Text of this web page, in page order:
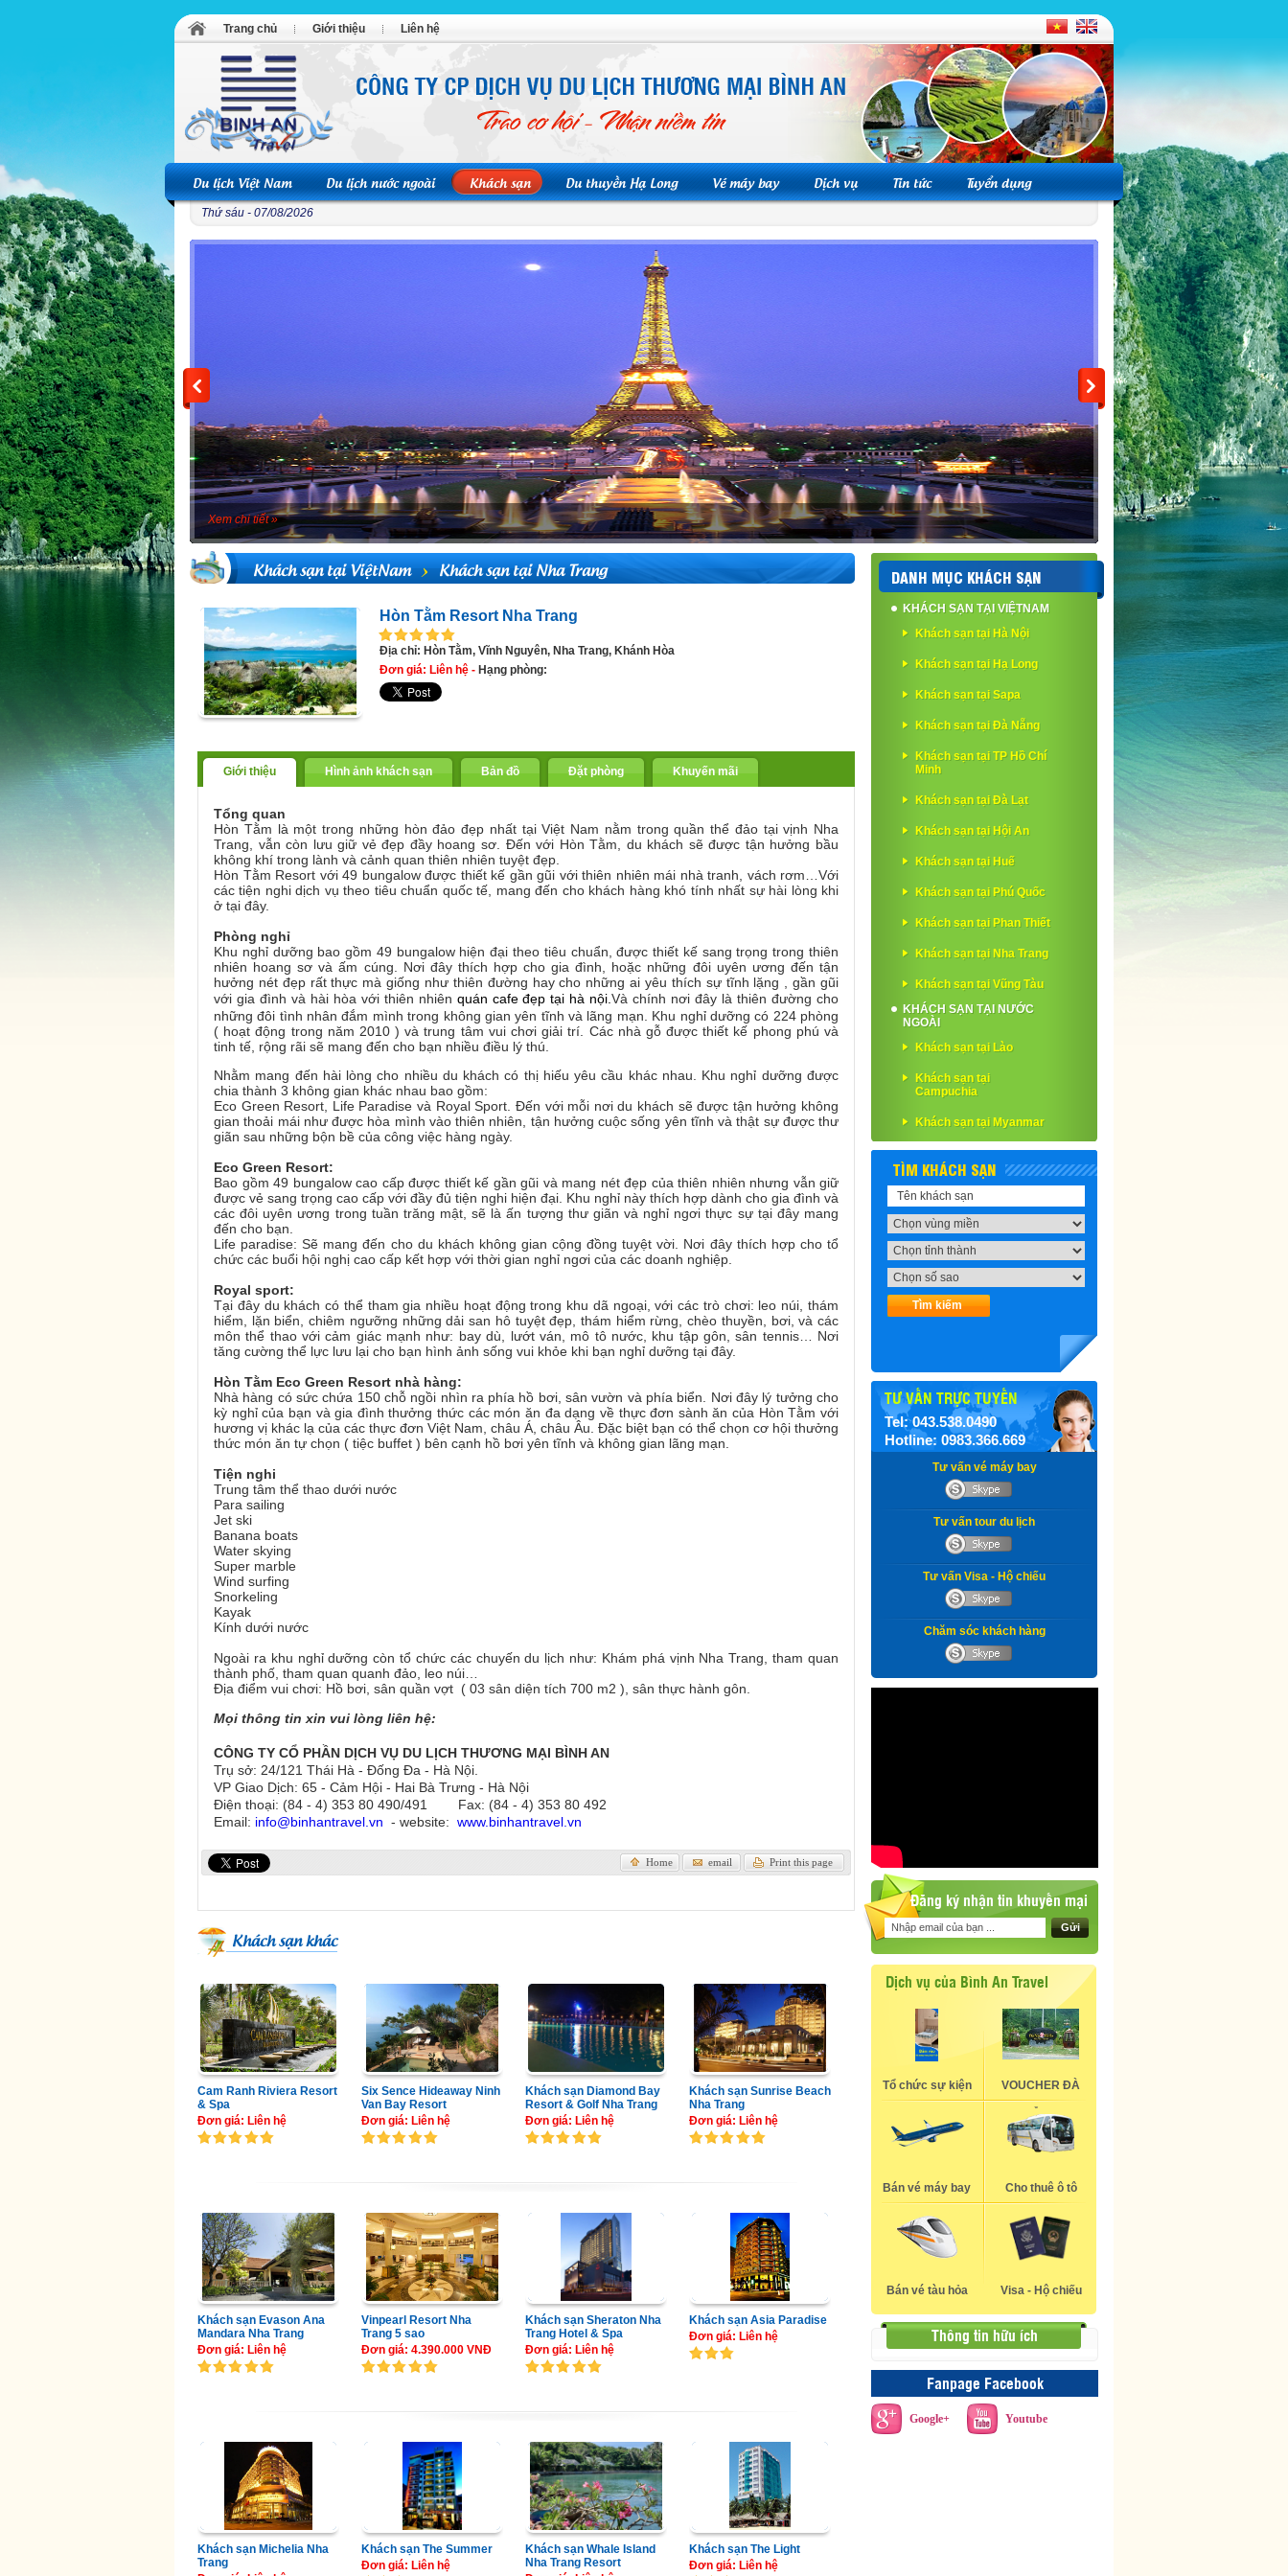
Trang chủ Giới thiệu Liên hệ
Du lịch Việt Nam Du lịch nước ngoài Khách sạn Du thuyền Hạ Long Vé máy bay Dịch vụ Tin tức Tuyển dụng
Thứ sáu - 07/08/2026
Xem chi tiết »
Khách sạn tại ViệtNam Khách sạn tại Nha Trang
Hòn Tằm Resort Nha Trang
Địa chỉ: Hòn Tằm, Vĩnh Nguyên, Nha Trang, Khánh Hòa
Đơn giá: Liên hệ - Hạng phòng:
Giới thiệu Hình ảnh khách sạn Bản đồ Đặt phòng Khuyến mãi
Tổng quan
Hòn Tằm là một trong những hòn đảo đẹp nhất tại Việt Nam nằm trong quần thể đảo tại vịnh Nha
Trang, vẫn còn lưu giữ vẻ đẹp đầy hoang sơ. Đến với Hòn Tằm, du khách sẽ được tận hưởng bầu
không khí trong lành và cảnh quan thiên nhiên tuyệt đẹp.
Hòn Tằm Resort với 49 bungalow được thiết kế gần gũi với thiên nhiên mái nhà tranh, vách rơm…Với
các tiện nghi dịch vụ theo tiêu chuẩn quốc tế, mang đến cho khách hàng khó tính nhất sự hài lòng khi
ở tại đây.
Phòng nghỉ
Khu nghỉ dưỡng bao gồm 49 bungalow hiện đại theo tiêu chuẩn, được thiết kế sang trọng trong thiên
nhiên hoang sơ và ấm cúng. Nơi đây thích hợp cho gia đình, hoặc những đôi uyên ương đến tận
hưởng nét đẹp rất thực mà giống như thiên đường hay cho những ai yêu thích sự tĩnh lặng , gần gũi
với gia đình và hài hòa với thiên nhiên quán cafe đẹp tại hà nội .Và chính nơi đây là thiên đường cho
những đôi tình nhân đắm mình trong không gian yên tĩnh và lãng mạn. Khu nghỉ dưỡng có 224 phòng
( hoạt động trong năm 2010 ) và trung tâm vui chơi giải trí. Các nhà gỗ được thiết kế phong phú và
tinh tế, rộng rãi sẽ mang đến cho bạn nhiều điều lý thú.
Nhằm mang đến hài lòng cho nhiều du khách có thị hiếu yêu cầu khác nhau. Khu nghỉ dưỡng được
chia thành 3 không gian khác nhau bao gồm:
Eco Green Resort, Life Paradise và Royal Sport. Đến với mỗi nơi du khách sẽ được tận hưởng không
gian thoải mái như được hòa mình vào thiên nhiên, tận hưởng cuộc sống yên tĩnh và thật sự được thư
giãn sau những bộn bề của công việc hàng ngày.
Eco Green Resort:
Bao gồm 49 bungalow cao cấp được thiết kế gần gũi và mang nét đẹp của thiên nhiên nhưng vẫn giữ
được vẻ sang trọng cao cấp với đầy đủ tiện nghi hiện đại. Khu nghỉ này thích hợp dành cho gia đình và
các đôi uyên ương trong tuần trăng mật, sẽ là ấn tượng thư giãn và nghỉ ngơi thực sự tại đây mang
đến cho bạn.
Life paradise: Sẽ mang đến cho du khách không gian cộng đồng tuyệt vời. Nơi đây thích hợp cho tổ
chức các buổi hội nghị cao cấp kết hợp với thời gian nghỉ ngơi của các doanh nghiệp.
Royal sport:
Tại đây du khách có thể tham gia nhiều hoạt động trong khu dã ngoại, với các trò chơi: leo núi, thám
hiểm, lặn biển, chiêm ngưỡng những dải san hô tuyệt đẹp, thám hiểm rừng, chèo thuyền, bơi, và các
môn thể thao với cảm giác mạnh như: bay dù, lướt ván, mô tô nước, khu tập gôn, sân tennis… Nơi
tăng cường thể lực lưu lại cho bạn hình ảnh sống vui khỏe khi bạn nghỉ dưỡng tại đây.
Hòn Tằm Eco Green Resort nhà hàng:
Nhà hàng có sức chứa 150 chỗ ngồi nhìn ra phía hồ bơi, sân vườn và phía biển. Nơi đây lý tưởng cho
kỳ nghỉ của bạn và gia đình thưởng thức các món ăn đa dạng về thực đơn sành ăn của Hòn Tằm với
hương vị khác lạ của các thực đơn Việt Nam, châu Á, châu Âu. Đặc biệt bạn có thể chọn cơ hội thưởng
thức món ăn tự chọn ( tiệc buffet ) bên cạnh hồ bơi yên tĩnh và không gian lãng mạn.
Tiện nghi
Trung tâm thể thao dưới nước
Para sailing
Jet ski
Banana boats
Water skying
Super marble
Wind surfing
Snorkeling
Kayak
Kính dưới nước
Ngoài ra khu nghỉ dưỡng còn tổ chức các chuyến du lịch như: Khám phá vịnh Nha Trang, tham quan
thành phố, tham quan quanh đảo, leo núi…
Địa điểm vui chơi: Hồ bơi, sân quần vợt ( 03 sân diện tích 700 m2 ), sân thực hành gôn.
Mọi thông tin xin vui lòng liên hệ:
CÔNG TY CỔ PHẦN DỊCH VỤ DU LỊCH THƯƠNG MẠI BÌNH AN
Trụ sở: 24/121 Thái Hà - Đống Đa - Hà Nội.
VP Giao Dịch: 65 - Cảm Hội - Hai Bà Trưng - Hà Nội
Điện thoại: (84 - 4) 353 80 490/491 Fax: (84 - 4) 353 80 492
Email: info@binhantravel.vn - website: www.binhantravel.vn
Print this page
email
Home
Khách sạn khác
Cam Ranh Riviera Resort
& Spa
Đơn giá: Liên hệ
Six Sence Hideaway Ninh
Van Bay Resort
Đơn giá: Liên hệ
Khách sạn Diamond Bay
Resort & Golf Nha Trang
Đơn giá: Liên hệ
Khách sạn Sunrise Beach
Nha Trang
Đơn giá: Liên hệ
Khách sạn Evason Ana
Mandara Nha Trang
Đơn giá: Liên hệ
Vinpearl Resort Nha
Trang 5 sao
Đơn giá: 4.390.000 VNĐ
Khách sạn Sheraton Nha
Trang Hotel & Spa
Đơn giá: Liên hệ
Khách sạn Asia Paradise
Đơn giá: Liên hệ
Khách sạn Michelia Nha
Trang
Khách sạn The Summer
Đơn giá: Liên hệ
Khách sạn Whale Island
Nha Trang Resort
Khách sạn The Light
Đơn giá: Liên hệ
DANH MỤC KHÁCH SẠN
KHÁCH SẠN TẠI VIỆTNAM
Khách sạn tại Hà Nội
Khách sạn tại Hạ Long
Khách sạn tại Sapa
Khách sạn tại Đà Nẵng
Khách sạn tại TP Hồ Chí
Minh
Khách sạn tại Đà Lạt
Khách sạn tại Hội An
Khách sạn tại Huế
Khách sạn tại Phú Quốc
Khách sạn tại Phan Thiết
Khách sạn tại Nha Trang
Khách sạn tại Vũng Tàu
KHÁCH SẠN TẠI NƯỚC
NGOÀI
Khách sạn tại Lào
Khách sạn tại
Campuchia
Khách sạn tại Myanmar
TÌM KHÁCH SẠN
Tìm kiếm
TƯ VẤN TRỰC TUYẾN
Tel: 043.538.0490
Hotline: 0983.366.669
Tư vấn vé máy bay
Tư vấn tour du lịch
Tư vấn Visa - Hộ chiếu
Chăm sóc khách hàng
Đăng ký nhận tin khuyến mại
Gửi
Dịch vụ của Bình An Travel
Tổ chức sự kiện VOUCHER ĐÀ
NẴNG
Bán vé máy bay Cho thuê ô tô
Bán vé tàu hỏa Visa - Hộ chiếu
Thông tin hữu ích
Fanpage Facebook
Google+ Youtube